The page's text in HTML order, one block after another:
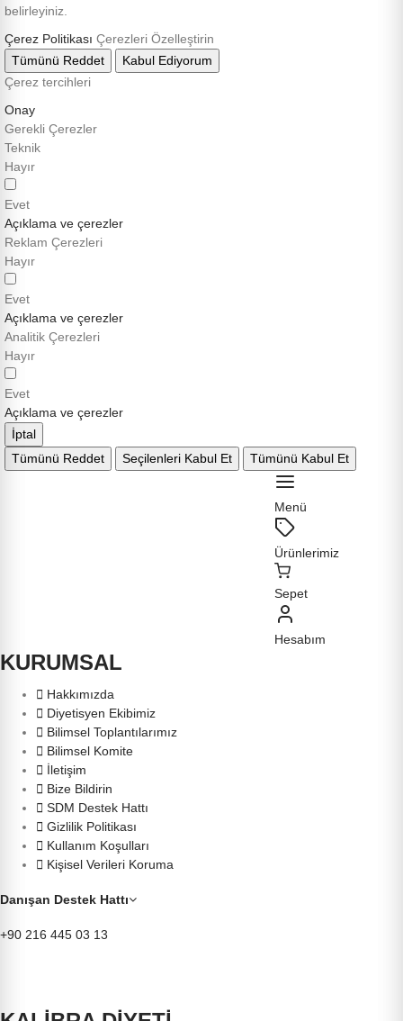
belirleyiniz.
Çerez Politikası Çerezleri Özelleştirin
Tümünü Reddet
Kabul Ediyorum
Çerez tercihleri
Onay
Gerekli Çerezler
Teknik
Hayır
Evet
Açıklama ve çerezler
Reklam Çerezleri
Hayır
Evet
Açıklama ve çerezler
Analitik Çerezleri
Hayır
Evet
Açıklama ve çerezler
İptal
Tümünü Reddet
Seçilenleri Kabul Et Tümünü Kabul Et
Menü
Ürünlerimiz
Sepet
Hesabım
KURUMSAL
Hakkımızda
Diyetisyen Ekibimiz
Bilimsel Toplantılarımız
Bilimsel Komite
İletişim
Bize Bildirin
SDM Destek Hattı
Gizlilik Politikası
Kullanım Koşulları
Kişisel Verileri Koruma
Danışan Destek Hattı
+90 216 445 03 13